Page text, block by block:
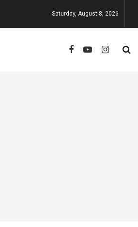
Saturday, August 8, 2026